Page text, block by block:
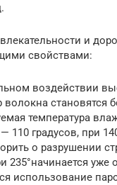
и
свойствами:
воздействии
волокна становятся
температура
110 градусов, при
о разрушении
235°начинается уже
использование